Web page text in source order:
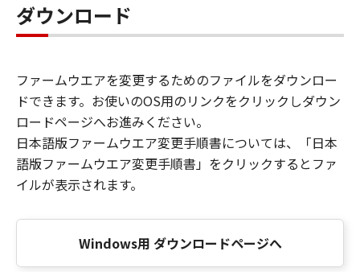
ダウンロード
ファームウエアを変更するためのファイルをダウンロー
ドできます。お使いのOS用のリンクをクリックしダウン
ロードページへお進みください。
日本語版ファームウエア変更手順書については、「日本
語版ファームウエア変更手順書」をクリックするとファ
イルが表示されます。
Windows用 ダウンロードページへ